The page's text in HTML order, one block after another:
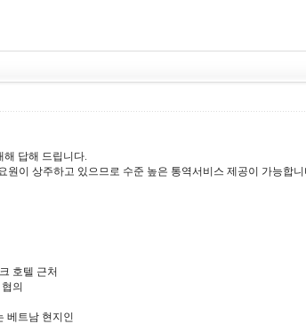
답해 드립니다.
원이 상주하고 있으므로 수준 높은 통역서비스 제공이 가능
호텔 근처
의
베트남 현지인